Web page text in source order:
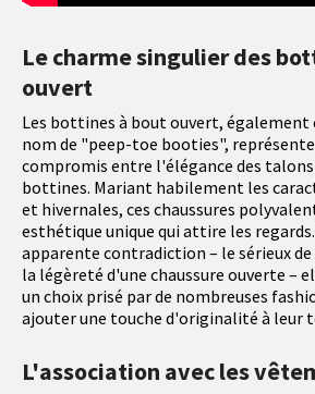
Le charme singulier des
ouvert
Les bottines à bout ouvert, également
nom de "peep-toe booties",
compromis entre l'élégance des
bottines. Mariant habilement les
et hivernales, ces chaussures
esthétique unique qui attire les
apparente contradiction – le sérieux
la légèreté d'une chaussure ouverte –
un choix prisé par de nombreuses
ajouter une touche d'originalité à leur
L'association avec les